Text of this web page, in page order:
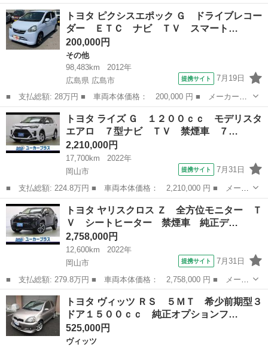
ー名： トヨタ ■ 車種名： ライズ ■ グレード名： Ｇ フルセ
グ ミュージックプレイヤー接続可 バックカメラ 衝突被害軽減シ
ステム ...
岡山 津山市 トヨタ
トヨタ ピクシスエポック Ｇ ドライブレコー
ダー ＥＴＣ ナビ ＴＶ スマート…
200,000円
その他
98,483km
2012年
広島県 広島市
提携サイト 7月19日
■ 支払総額: 28万円 ■ 車両本体価格： 200,000 円 ■ メーカー
名： トヨタ ■ 車種名： ピクシスエポック ■ グレード名：
Ｇ ドライブレコーダー ＥＴＣ ナビ ＴＶ スマートキー アイ
ドリングストップ ...
広島 広島市 その他
トヨタ ライズ Ｇ １２００ｃｃ モデリスタ
エアロ ７型ナビ ＴＶ 禁煙車 ７…
2,210,000円
17,700km
2022年
岡山市
提携サイト 7月31日
■ 支払総額: 224.8万円 ■ 車両本体価格： 2,210,000 円 ■ メーカ
ー名： トヨタ ■ 車種名： ライズ ■ グレード名： Ｇ １２０
０ｃｃ モデリスタエアロ ７型ナビ ＴＶ 禁煙車 ７型ナビ フ
ルセグＴ...
岡山 岡山市 トヨタ
トヨタ ヤリスクロス Ｚ 全方位モニター Ｔ
Ｖ シートヒーター 禁煙車 純正デ…
2,758,000円
12,600km
2022年
岡山市
提携サイト 7月31日
■ 支払総額: 279.8万円 ■ 車両本体価格： 2,758,000 円 ■ メーカ
ー名： トヨタ ■ 車種名： ヤリスクロス ■ グレード名： Ｚ
全方位モニター ＴＶ シートヒーター 禁煙車 純正ディスプレイ
オーディ...
岡山 岡山市 トヨタ
トヨタ ヴィッツ ＲＳ ５ＭＴ 希少前期型３
ドア１５００ｃｃ 純正オプションフ…
525,000円
ヴィッツ